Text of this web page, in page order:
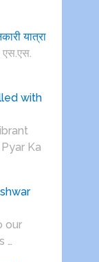
यात्रा
एस.एस.
with
Ka
our
…